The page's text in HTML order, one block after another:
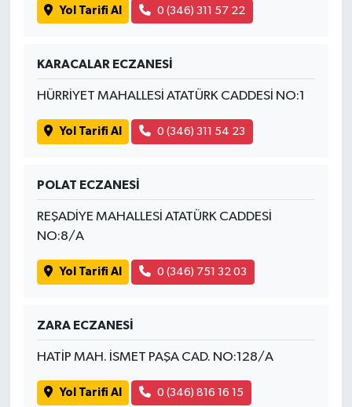
Yol Tarifi Al 0 (346) 311 57 22
KARACALAR ECZANESİ
HÜRRİYET MAHALLESİ ATATÜRK CADDESİ NO:1
Yol Tarifi Al 0 (346) 311 54 23
POLAT ECZANESİ
REŞADİYE MAHALLESİ ATATÜRK CADDESİ
NO:8/A
Yol Tarifi Al 0 (346) 751 32 03
ZARA ECZANESİ
HATİP MAH. İSMET PAŞA CAD. NO:128/A
Yol Tarifi Al 0 (346) 816 16 15